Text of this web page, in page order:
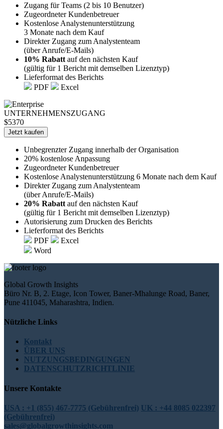
Zugang für Teams (2 bis 10 Benutzer)
Zugeordneter Kundenbetreuer
Kostenlose Analystenunterstützung
3 Monate nach dem Kauf
Direkter Zugang zum Analystenteam
(über Anrufe/E-Mails)
10% Rabatt auf den nächsten Kauf
(gültig für 1 Bericht mit demselben Lizenztyp)
Lieferformat des Berichts
PDF
Excel
UNTERNEHMENSZUGANG
$5370
Jetzt kaufen
Unbegrenzter Zugang innerhalb der Organisation
20% kostenlose Anpassung
Zugeordneter Kundenbetreuer
Kostenlose Analystenunterstützung 6 Monate nach dem Kauf
Direkter Zugang zum Analystenteam
(über Anrufe/E-Mails)
20% Rabatt auf den nächsten Kauf
(gültig für 1 Bericht mit demselben Lizenztyp)
Autorisierung zum Drucken des Berichts
Lieferformat des Berichts
PDF
Excel
Word
Global Growth Insights
Büro Nr. B, 2. Etage, Icon Tower, Baner-Mhalunge Road, Baner,
Pune 411045, Maharashtra, Indien.
Nützliche Links
Kontakt
ÜBER UNS
NUTZUNGSBEDINGUNGEN
DATENSCHUTZRICHTLINIE
Unsere Kontakte
USA : +1 (855) 467-7775 (Gebührenfrei) UK : +44 8085 022397
(Gebührenfrei)
sales@globalgrowthinsights.com